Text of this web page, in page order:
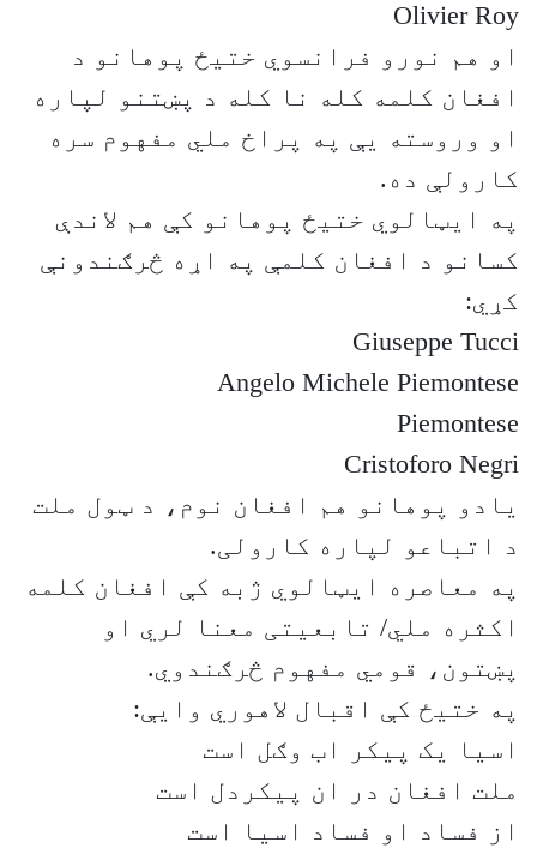
Olivier Roy
او هم نورو فرانسوي ختیځ پوهانو د
افغان کلمه کله نا کله د پښتنو لپاره
او وروسته يې په پراخ ملي مفهوم سره
کارولې ده.
په ایټالوي ختیځ پوهانو کې هم لاندې
کسانو د افغان کلمې په اړه څرګندونې
کړي:
Giuseppe Tucci
Angelo Michele Piemontese
Piemontese
Cristoforo Negri
یادو پوهانو هم افغان نوم، د ټول ملت
د اتباعو لپاره کارولی.
په معاصره ایټالوي ژبه کې افغان کلمه
اکثره ملي/ تابعیتی معنا لري او
پښتون، قومي مفهوم څرګندوي.
په ختیځ کې اقبال لاهوري وایې:
اسیا یک پیکر اب وګل است
ملت افغان در ان پیکردل است
از فساد او فساد اسیا است